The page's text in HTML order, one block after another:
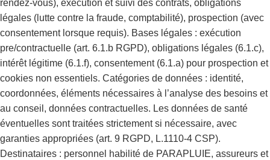
rendez-vous), exécution et suivi des contrats, obligations
légales (lutte contre la fraude, comptabilité), prospection (avec
consentement lorsque requis). Bases légales : exécution
pre/contractuelle (art. 6.1.b RGPD), obligations légales (6.1.c),
intérêt légitime (6.1.f), consentement (6.1.a) pour prospection et
cookies non essentiels. Catégories de données : identité,
coordonnées, éléments nécessaires à l’analyse des besoins et
au conseil, données contractuelles. Les données de santé
éventuelles sont traitées strictement si nécessaire, avec
garanties appropriées (art. 9 RGPD, L.1110-4 CSP).
Destinataires : personnel habilité de PARAPLUIE, assureurs et